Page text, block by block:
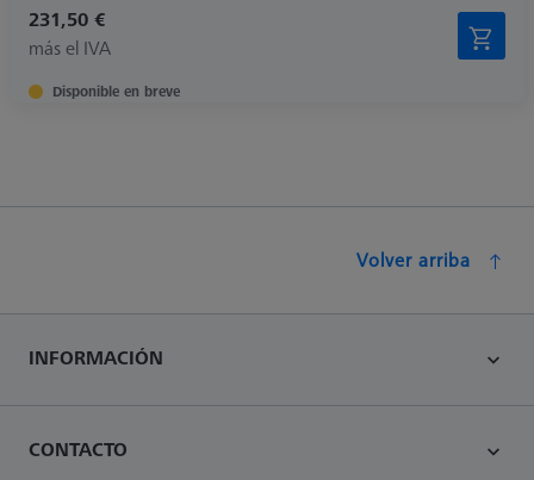
231,50 €
más el IVA
Disponible en breve
Volver arriba
INFORMACIÓN
CONTACTO